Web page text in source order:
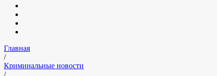
Главная
/
Криминальные новости
/